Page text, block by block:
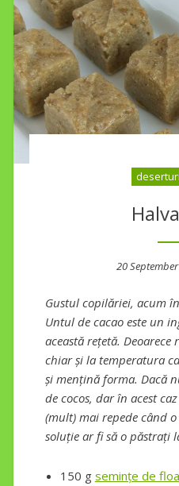
20
Gustul copilăriei, acum
Untul de cacao este un
această rețetă.
chiar și la temperatura
și mențină forma. Dacă
de cocos, dar în acest
(mult) mai repede când
soluție ar fi să o păstrați
150 g semințe de